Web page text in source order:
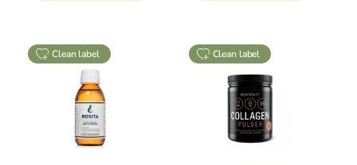
clean label clean label